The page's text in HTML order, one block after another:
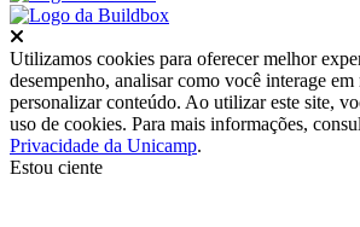
Utilizamos cookies para oferecer melhor
desempenho, analisar como você interage em
personalizar conteúdo. Ao utilizar este site,
uso de cookies. Para mais informações,
Privacidade da Unicamp.
Estou ciente